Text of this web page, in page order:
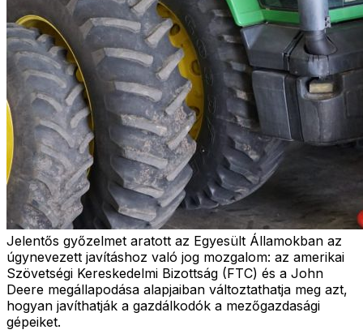
Jelentős győzelmet aratott az Egyesült Államokban az
úgynevezett javításhoz való jog mozgalom: az amerikai
Szövetségi Kereskedelmi Bizottság (FTC) és a John
Deere megállapodása alapjaiban változtathatja meg azt,
hogyan javíthatják a gazdálkodók a mezőgazdasági
gépeiket.